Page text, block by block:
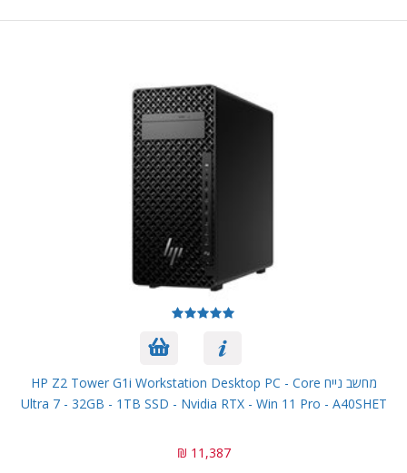
מחשב נייח HP Z2 Tower G1i Workstation Desktop PC - Core
Ultra 7 - 32GB - 1TB SSD - Nvidia RTX - Win 11 Pro - A40SHET
11,387 ₪